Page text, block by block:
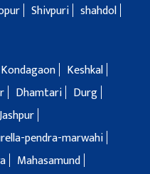
Shivpuri shahdol
Kondagaon
Keshkal
Dhamtari
Durg
Jashpur
pendra-marwahi
Mahasamund